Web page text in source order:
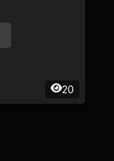
20